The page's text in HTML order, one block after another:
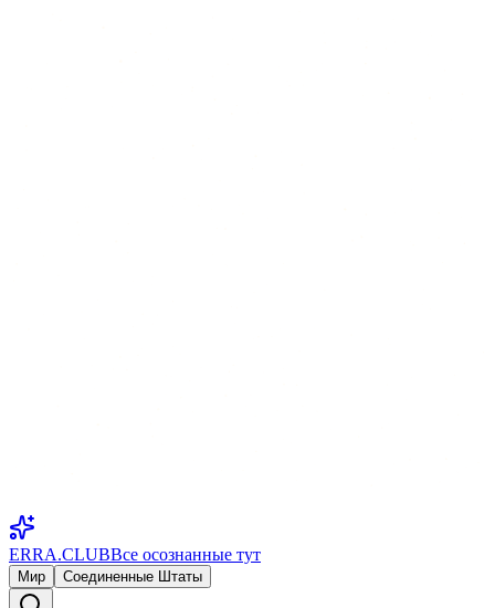
ERRA.CLUBВсе осознанные тут
Мир Соединенные Штаты